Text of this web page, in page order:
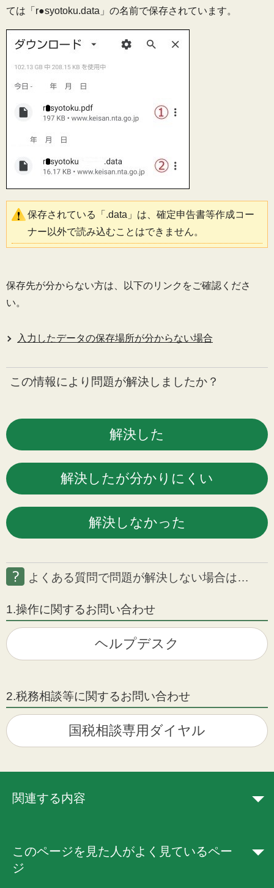
ては「r●syotoku.data」の名前で保存されています。
保存されている「.data」は、確定申告書等作成コー
ナー以外で読み込むことはできません。
保存先が分からない方は、以下のリンクをご確認くださ
い。
入力したデータの保存場所が分からない場合
この情報により問題が解決しましたか？
よくある質問で問題が解決しない場合は…
1.操作に関するお問い合わせ
ヘルプデスク
2.税務相談等に関するお問い合わせ
国税相談専用ダイヤル
関連する内容
このページを見た人がよく見ているペー
ジ